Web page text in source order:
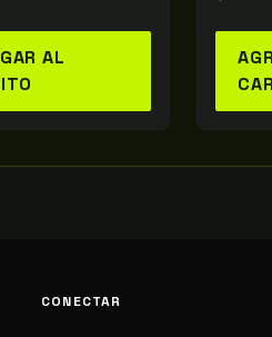
AL
CONECTAR